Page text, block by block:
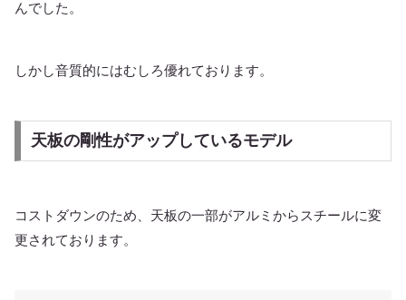
んでした。
しかし音質的にはむしろ優れております。
天板の剛性がアップしているモデル
コストダウンのため、天板の一部がアルミからスチールに変
更されております。